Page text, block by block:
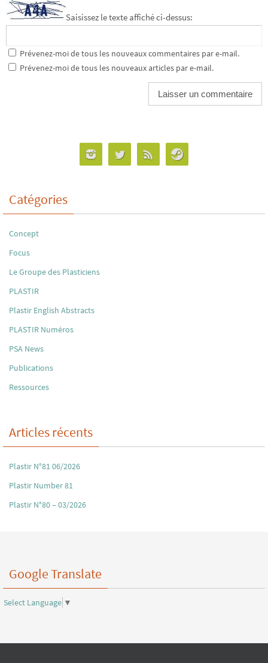
Saisissez le texte affiché ci-dessus:
Prévenez-moi de tous les nouveaux commentaires par e-mail.
Prévenez-moi de tous les nouveaux articles par e-mail.
Catégories
Concept
Focus
Le Groupe des Plasticiens
PLASTIR
Plastir English Abstracts
PLASTIR Numéros
PSA News
Publications
Ressources
Articles récents
Plastir N°81 06/2026
Plastir Number 81
Plastir N°80 – 03/2026
Google Translate
Select Language ▼